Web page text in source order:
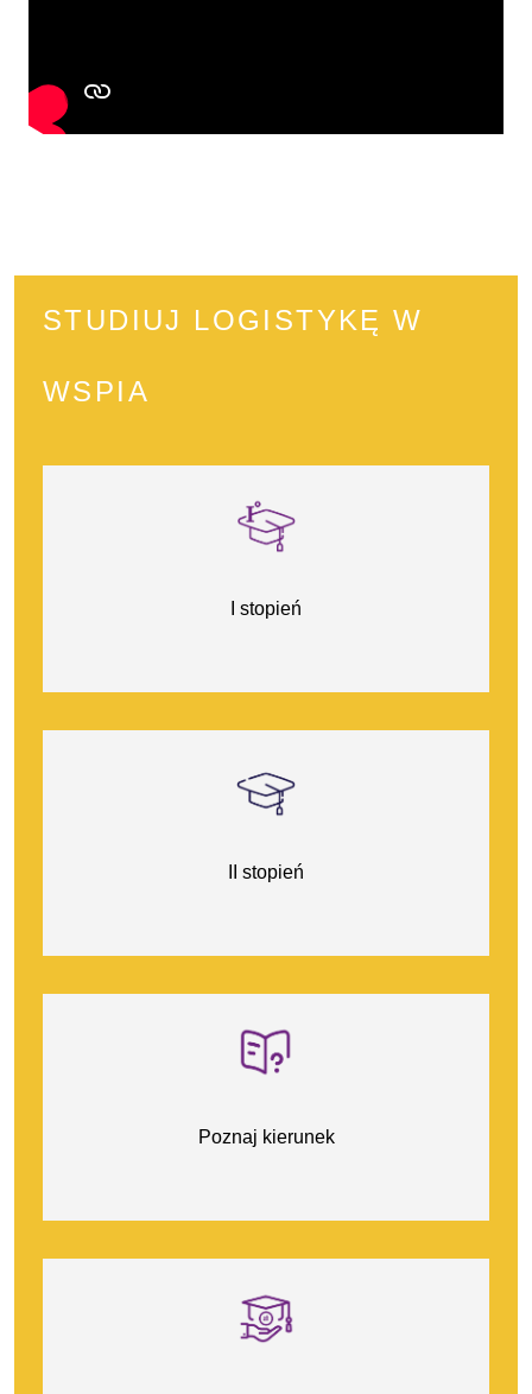
STUDIUJ LOGISTYKĘ W
WSPIA
I stopień
II stopień
Poznaj kierunek